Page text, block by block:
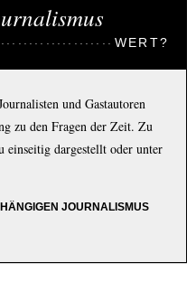
WERT?
und Gastautoren
zu den Fragen der Zeit. Zu
einseitig dargestellt oder unter
JOURNALISMUS